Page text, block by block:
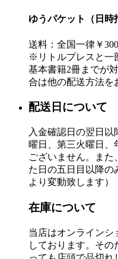
ゆうパケット（日時
送料：全国一律￥
※リトルプレスと一
基本書籍2冊までが
合は他の配送方法を
配送日について
入金確認日の翌日以
曜日、第三火曜日、
ございません。また
た日の五日目以降の
より変動致します）
在庫について
当店はオンラインシ
しております。そ